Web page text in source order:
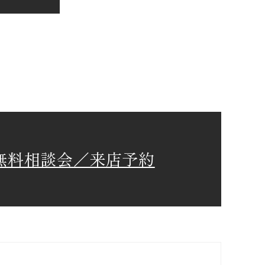
料相談会／来店予約